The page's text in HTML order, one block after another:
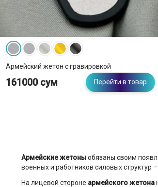
Армейский жетон с гравировкой
161000 сум Перейти в товар
Армейские жетоныобязаны своим
военных и работников силовых структур
На лицевой стороне армейского жетона